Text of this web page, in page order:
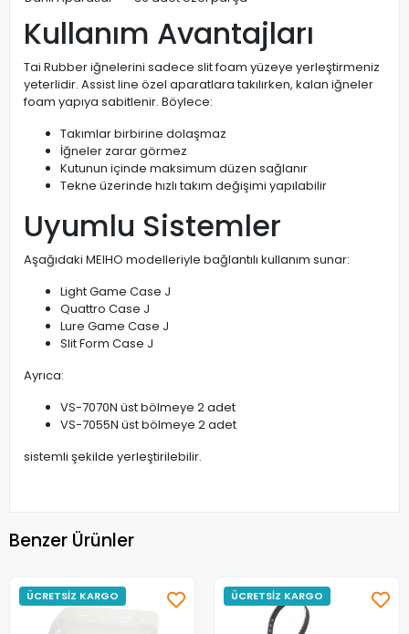
Kullanım Avantajları
Tai Rubber iğnelerini sadece slit foam yüzeye yerleştirmeniz
yeterlidir. Assist line özel aparatlara takılırken, kalan iğneler
foam yapıya sabitlenir. Böylece:
Takımlar birbirine dolaşmaz
İğneler zarar görmez
Kutunun içinde maksimum düzen sağlanır
Tekne üzerinde hızlı takım değişimi yapılabilir
Uyumlu Sistemler
Aşağıdaki MEIHO modelleriyle bağlantılı kullanım sunar:
Light Game Case J
Quattro Case J
Lure Game Case J
Slit Form Case J
Ayrıca:
VS-7070N üst bölmeye 2 adet
VS-7055N üst bölmeye 2 adet
sistemli şekilde yerleştirilebilir.
Benzer Ürünler
ÜCRETSİZ KARGO ÜCRETSİZ KARGO